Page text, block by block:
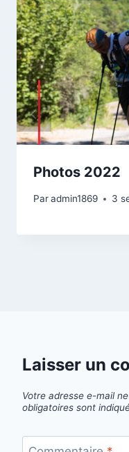
Photos 2022
Paradmin1869 3
Laisser un
Votre adresse e-mail
obligatoires sont